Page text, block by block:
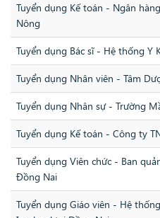
Tuyển dụng Kế toán - Ngân
Nông
Tuyển dụng Bác sĩ - Hệ thống Y
Tuyển dụng Nhân viên - Tâm
Tuyển dụng Nhân sự - Trường
Tuyển dụng Kế toán - Công ty
Tuyển dụng Viên chức - Ban
Đồng Nai
Tuyển dụng Giáo viên - Hệ